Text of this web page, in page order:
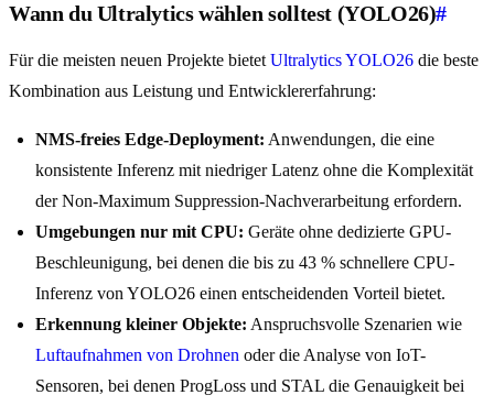
Wann du Ultralytics wählen solltest (YOLO26)#
Für die meisten neuen Projekte bietet Ultralytics YOLO26 die beste
Kombination aus Leistung und Entwicklererfahrung:
NMS-freies Edge-Deployment: Anwendungen, die eine
konsistente Inferenz mit niedriger Latenz ohne die Komplexität
der Non-Maximum Suppression-Nachverarbeitung erfordern.
Umgebungen nur mit CPU: Geräte ohne dedizierte GPU-
Beschleunigung, bei denen die bis zu 43 % schnellere CPU-
Inferenz von YOLO26 einen entscheidenden Vorteil bietet.
Erkennung kleiner Objekte: Anspruchsvolle Szenarien wie
Luftaufnahmen von Drohnen oder die Analyse von IoT-
Sensoren, bei denen ProgLoss und STAL die Genauigkeit bei